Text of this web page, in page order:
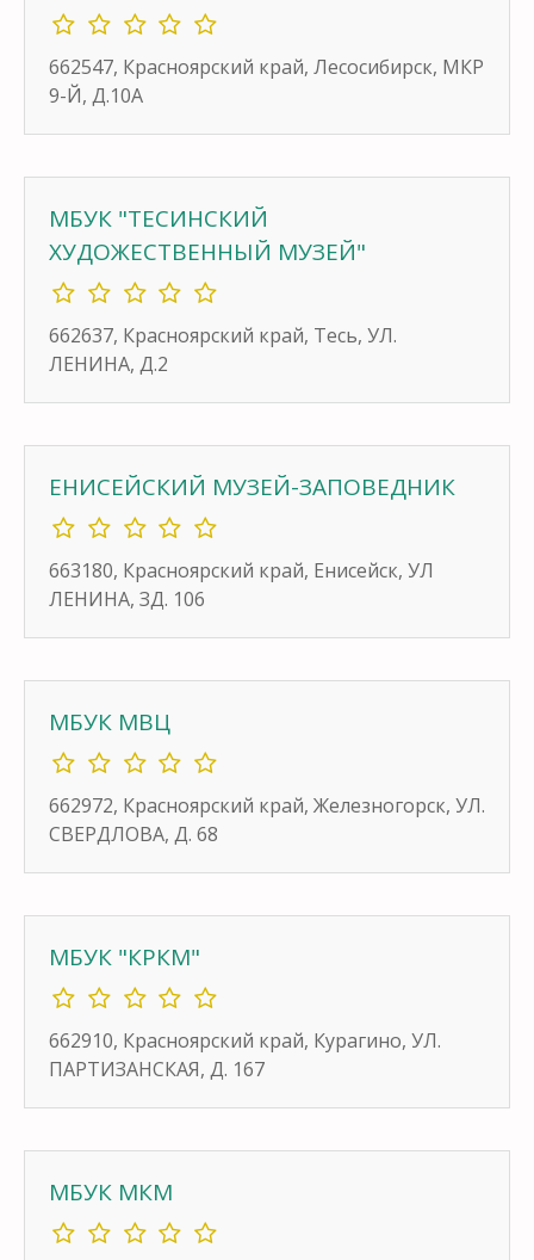
662547, Красноярский край, Лесосибирск, МКР
9-Й, Д.10А
МБУК "ТЕСИНСКИЙ
ХУДОЖЕСТВЕННЫЙ МУЗЕЙ"
662637, Красноярский край, Тесь, УЛ.
ЛЕНИНА, Д.2
ЕНИСЕЙСКИЙ МУЗЕЙ-ЗАПОВЕДНИК
663180, Красноярский край, Енисейск, УЛ
ЛЕНИНА, ЗД. 106
МБУК МВЦ
662972, Красноярский край, Железногорск, УЛ.
СВЕРДЛОВА, Д. 68
МБУК "КРКМ"
662910, Красноярский край, Курагино, УЛ.
ПАРТИЗАНСКАЯ, Д. 167
МБУК МКМ